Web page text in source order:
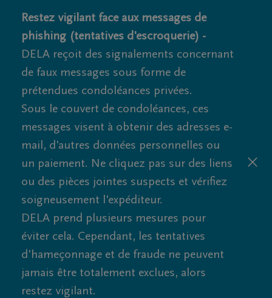
Restez vigilant face aux messages de
phishing (tentatives d'escroquerie) -
DELA reçoit des signalements concernant
de faux messages sous forme de
prétendues condoléances privées.
Sous le couvert de condoléances, ces
messages visent à obtenir des adresses e-
mail, d'autres données personnelles ou
un paiement. Ne cliquez pas sur des liens
ou des pièces jointes suspects et vérifiez
soigneusement l'expéditeur.
DELA prend plusieurs mesures pour
éviter cela. Cependant, les tentatives
d'hameçonnage et de fraude ne peuvent
jamais être totalement exclues, alors
restez vigilant.